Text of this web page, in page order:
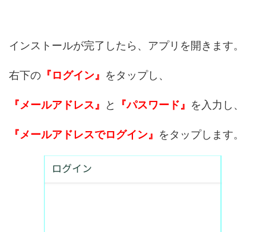
インストールが完了したら、アプリを開きます。
右下の 『ログイン』 をタップし、
『メールアドレス』 と 『パスワード』 を入力し、
『メールアドレスでログイン』 をタップします。